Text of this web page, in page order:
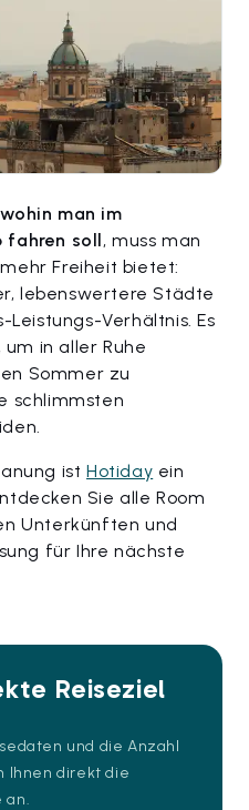
wohin man im
fahren soll, muss man
Freiheit bietet:
lebenswertere Städte
Verhältnis. Es
in aller Ruhe
Sommer zu
schlimmsten
istHotiday ein
Sie alle Room
Unterkünften und
für Ihre nächste
Reiseziel
und die Anzahl
Ihnen direkt die
an.